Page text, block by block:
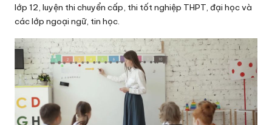
lớp 12, luyện thi chuyển cấp, thi tốt nghiệp THPT, đại học và
các lớp ngoại ngữ, tin học.